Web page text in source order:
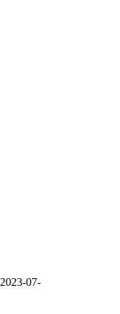
2023-07-